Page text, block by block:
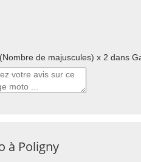
(Nombre de majuscules) x 2 dans
à Poligny